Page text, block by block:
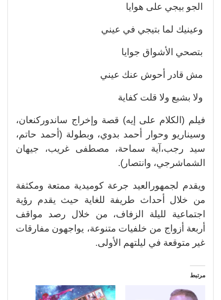
الجو بيجي على هوايا
وعينيك لما بتيجي في عيني
بتصحي الأشواق جوايا
مش قادر أحوش عنك عيني
ولا بشبع ولا قلت كفاية
فيلم (الكلام على إيه) قصة وإخراج ساندوركنعان،
وسيناريو وحوار أحمد بدوي، وبطولة (أحمد حاتم،
سيد رجب،آية سماحة، مصطفى غريب، جيهان
الشماشرجي، وانتصار).
ويقدم لجمهورالعيد جرعة كوميدية ممتعة ومكثفة
من خلال أحداث طريفة للغاية حيث يقدم رؤية
اجتماعية لليلة الزفاف، من خلال رصد مواقف
أربعة أزواج من خلفيات متنوعة، يواجهون مفارقات
غير متوقعة في ليلتهم الأولى.
مرتبط